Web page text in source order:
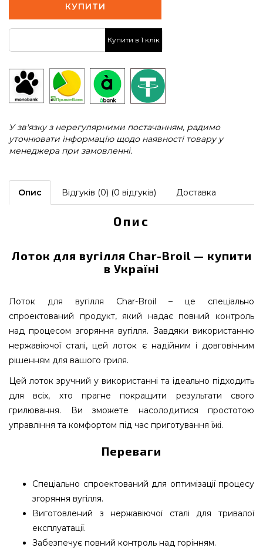
КУПИТИ
Купити в 1 клік
У зв'язку з нерегулярними постачанням, радимо
уточнювати інформацію щодо наявності товару у
менеджера при замовленні.
Опис Відгуків (0) (0 відгуків) Доставка
Опис
Лоток для вугілля Char-Broil — купити
в Україні
Лоток для вугілля Char-Broil – це спеціально
спроектований продукт, який надає повний контроль
над процесом згоряння вугілля. Завдяки використанню
нержавіючої сталі, цей лоток є надійним і довговічним
рішенням для вашого гриля.
Цей лоток зручний у використанні та ідеально підходить
для всіх, хто прагне покращити результати свого
грилювання. Ви зможете насолодитися простотою
управління та комфортом під час приготування їжі.
Переваги
Спеціально спроектований для оптимізації процесу
згоряння вугілля.
Виготовлений з нержавіючої сталі для тривалої
експлуатації.
Забезпечує повний контроль над горінням.